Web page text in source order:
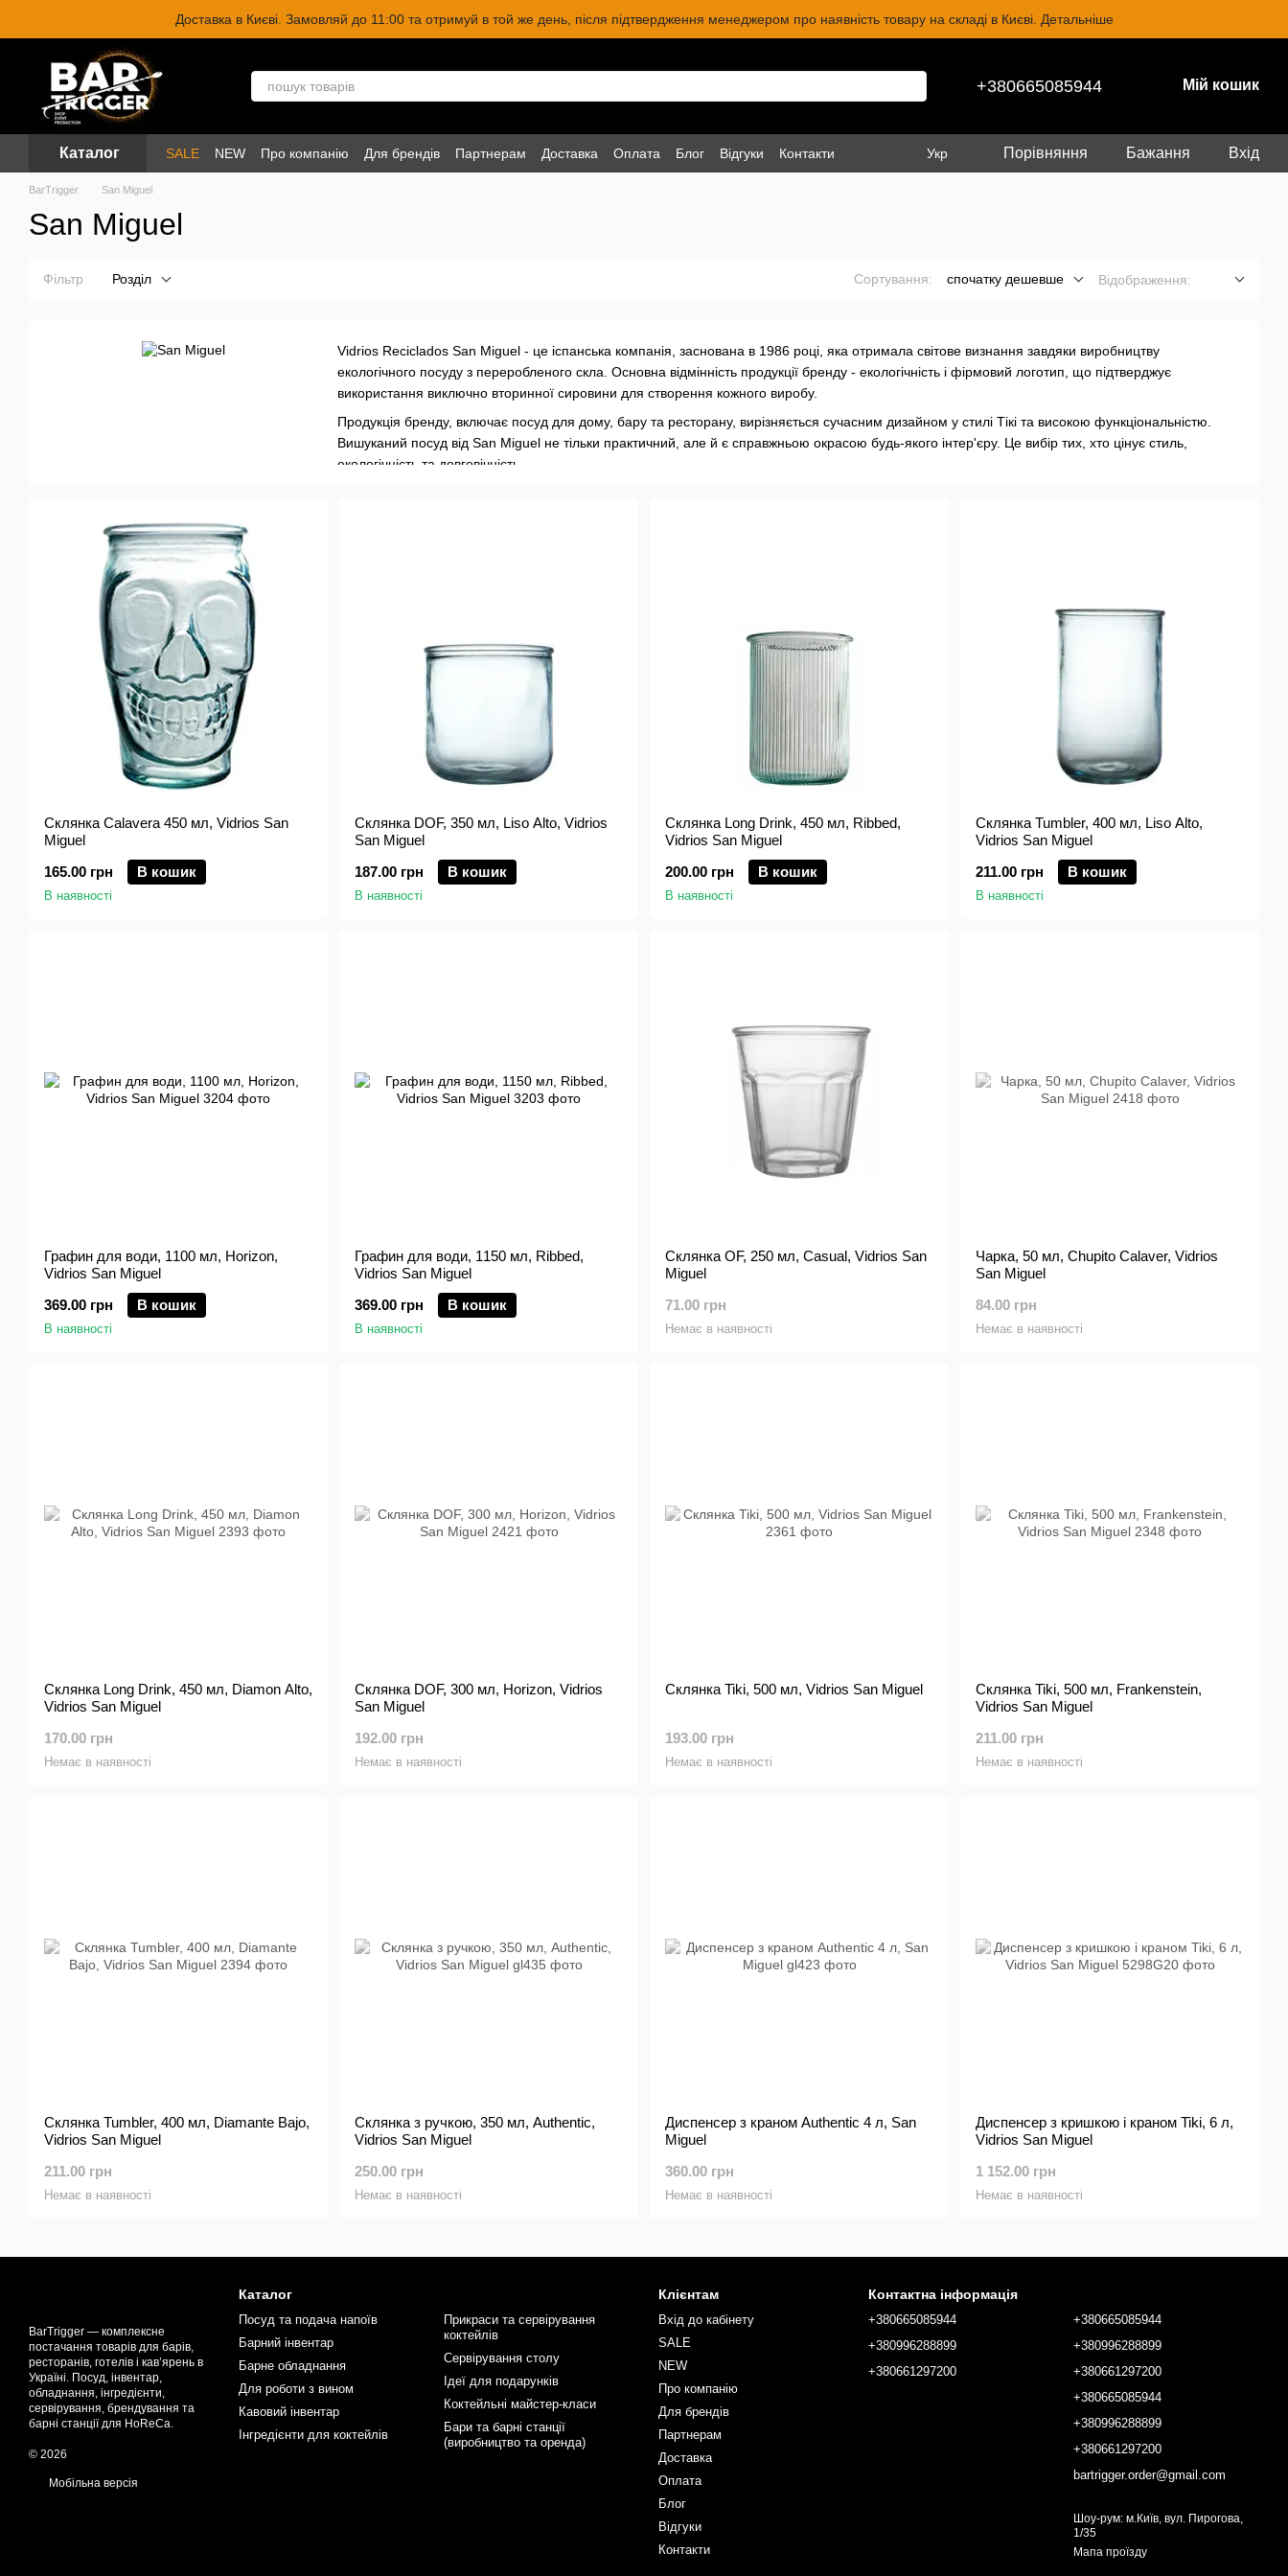
Перейти до основного контентуДоставка в Києві. Замовляй до 11:00 та отримуй в той же день, після підтвердження менеджером про наявність товару на складі в Києві. Детальніше
+380665085944 Мій кошик
Каталог SALE NEW Про компанію Для брендів Партнерам Доставка Оплата Блог Відгуки Контакти Укр Порівняння Бажання Вхід
BarTrigger San Miguel
San Miguel
Фільтр Розділ Сортування: спочатку дешевше Відображення:
Vidrios Reciclados San Miguel - це іспанська компанія, заснована в 1986 році, яка отримала світове визнання завдяки виробництву
екологічного посуду з переробленого скла. Основна відмінність продукції бренду - екологічність і фірмовий логотип, що підтверджує
використання виключно вторинної сировини для створення кожного виробу.
Продукція бренду, включає посуд для дому, бару та ресторану, вирізняється сучасним дизайном у стилі Тікі та високою функціональністю.
Вишуканий посуд від San Miguel не тільки практичний, але й є справжньою окрасою будь-якого інтер'єру. Це вибір тих, хто цінує стиль,
екологічність та довговічність.
Склянка Calavera 450 мл, Vidrios San
Miguel
165.00 грн
В кошик
В наявності
Склянка DOF, 350 мл, Liso Alto, Vidrios
San Miguel
187.00 грн
В кошик
В наявності
Склянка Long Drink, 450 мл, Ribbed,
Vidrios San Miguel
200.00 грн
В кошик
В наявності
Склянка Tumbler, 400 мл, Liso Alto,
Vidrios San Miguel
211.00 грн
В кошик
В наявності
Графин для води, 1100 мл, Horizon,
Vidrios San Miguel
369.00 грн
В кошик
В наявності
Графин для води, 1150 мл, Ribbed,
Vidrios San Miguel
369.00 грн
В кошик
В наявності
Склянка OF, 250 мл, Casual, Vidrios San
Miguel
71.00 грн
Немає в наявності
Чарка, 50 мл, Chupito Calaver, Vidrios
San Miguel
84.00 грн
Немає в наявності
Склянка Long Drink, 450 мл, Diamon Alto,
Vidrios San Miguel
170.00 грн
Немає в наявності
Склянка DOF, 300 мл, Horizon, Vidrios
San Miguel
192.00 грн
Немає в наявності
Склянка Tiki, 500 мл, Vidrios San Miguel
193.00 грн
Немає в наявності
Склянка Tiki, 500 мл, Frankenstein,
Vidrios San Miguel
211.00 грн
Немає в наявності
Склянка Tumbler, 400 мл, Diamante Bajo,
Vidrios San Miguel
211.00 грн
Немає в наявності
Склянка з ручкою, 350 мл, Authentic,
Vidrios San Miguel
250.00 грн
Немає в наявності
Диспенсер з краном Authentic 4 л, San
Miguel
360.00 грн
Немає в наявності
Диспенсер з кришкою і краном Tiki, 6 л,
Vidrios San Miguel
1 152.00 грн
Немає в наявності
BarTrigger — комплексне
постачання товарів для барів,
ресторанів, готелів і кав’ярень в
Україні. Посуд, інвентар,
обладнання, інгредієнти,
сервірування, брендування та
барні станції для HoReCa.
© 2026
Мобільна версія
Каталог
Посуд та подача напоїв
Барний інвентар
Барне обладнання
Для роботи з вином
Кавовий інвентар
Інгредієнти для коктейлів
Прикраси та сервірування
коктейлів
Сервірування столу
Ідеї для подарунків
Коктейльні майстер-класи
Бари та барні станції
(виробництво та оренда)
Клієнтам
Вхід до кабінету
SALE
NEW
Про компанію
Для брендів
Партнерам
Доставка
Оплата
Блог
Відгуки
Контакти
Контактна інформація
+380665085944
+380996288899
+380661297200
+380665085944
+380996288899
+380661297200
+380665085944
+380996288899
+380661297200
bartrigger.order@gmail.com
Шоу-рум: м.Київ, вул. Пирогова,
1/35
Мапа проїзду